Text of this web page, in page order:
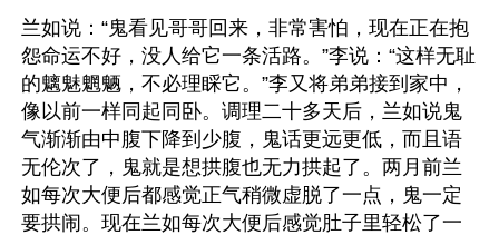
兰如说：“鬼看见哥哥回来，非常害怕，现在正在抱
怨命运不好，没人给它一条活路。”李说：“这样无耻
的魑魅魍魉，不必理睬它。”李又将弟弟接到家中，
像以前一样同起同卧。调理二十多天后，兰如说鬼
气渐渐由中腹下降到少腹，鬼话更远更低，而且语
无伦次了，鬼就是想拱腹也无力拱起了。两月前兰
如每次大便后都感觉正气稍微虚脱了一点，鬼一定
要拱闹。现在兰如每次大便后感觉肚子里轻松了一